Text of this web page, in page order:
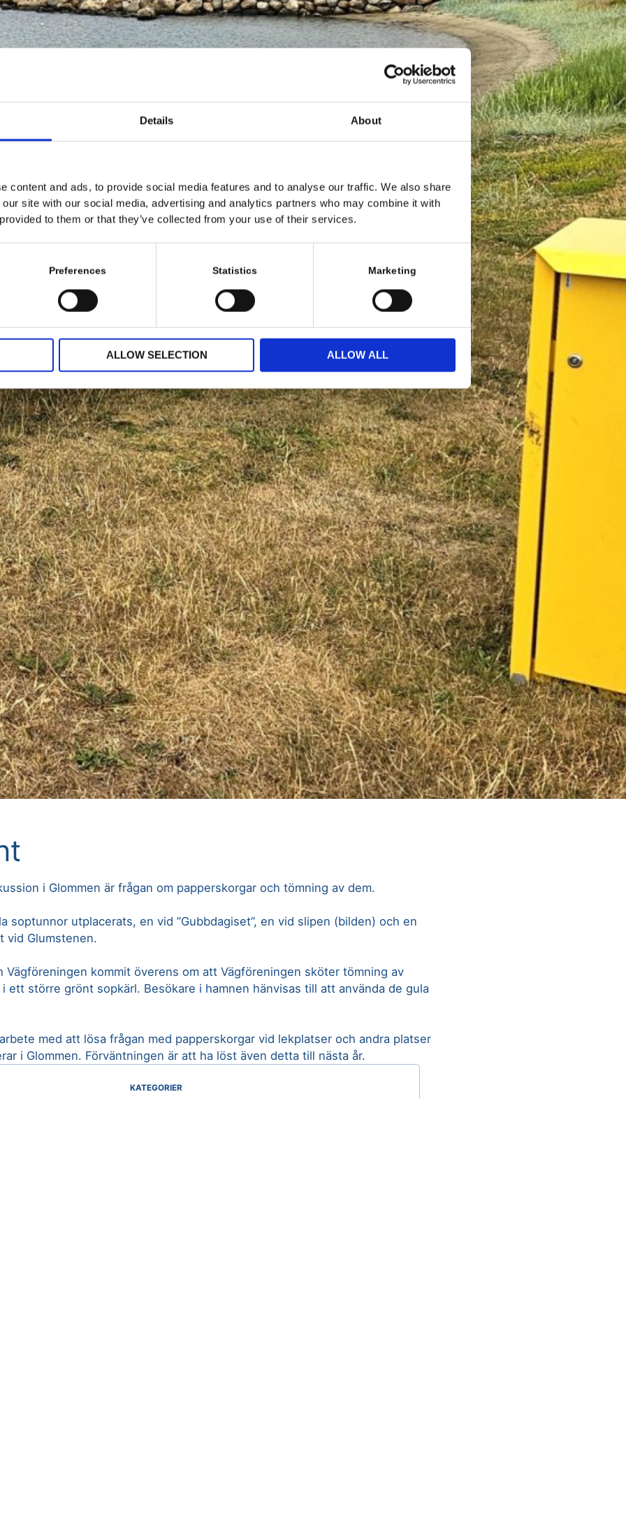
Details About
content and ads, to provide social media features and to analyse our traffic. We also share
site with our social media, advertising and analytics partners who may combine it with
to them or that they’ve collected from your use of their services.
Preferences Statistics Marketing
ALLOW SELECTION ALLOW ALL
i Glommen är frågan om papperskorgar och tömning av dem.
soptunnor utplacerats, en vid ”Gubbdagiset”, en vid slipen (bilden) och en
vid Glumstenen.
Vägföreningen kommit överens om att Vägföreningen sköter tömning av
ett större grönt sopkärl. Besökare i hamnen hänvisas till att använda de gula
med att lösa frågan med papperskorgar vid lekplatser och andra platser
i Glommen. Förväntningen är att ha löst även detta till nästa år.
KATEGORIER